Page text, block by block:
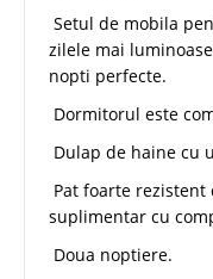
Setul de mobila
zilele mai
nopti perfecte.
Dormitorul este
Dulap de haine cu
Pat foarte
suplimentar cu
Doua noptiere.